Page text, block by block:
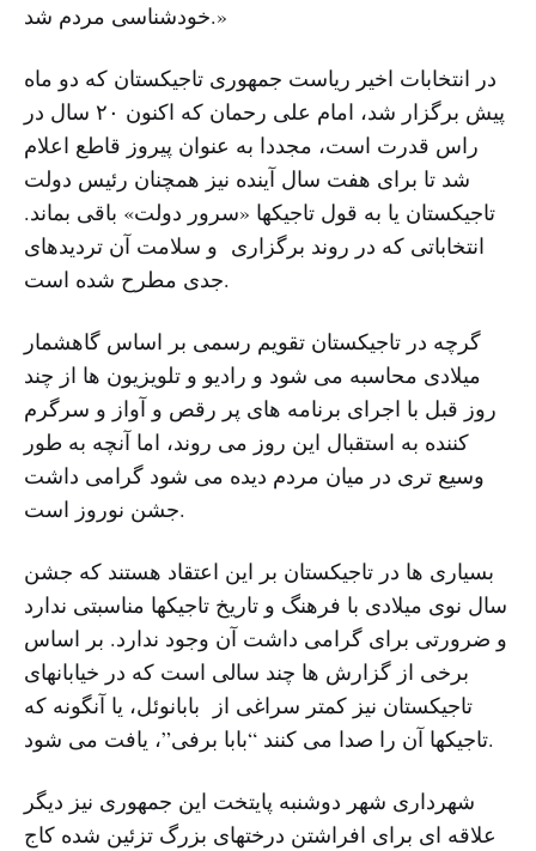
خود‌شناسی مردم شد.»
در انتخابات اخیر ریاست جمهوری تاجیکستان که دو ماه
پیش برگزار شد، امام علی رحمان که اکنون ۲۰ سال در
راس قدرت است، مجددا به عنوان پیروز قاطع اعلام
شد تا برای هفت سال آینده نیز همچنان رئیس دولت
تاجیکستان یا به قول تاجیکها «سرور دولت» باقی بماند.
انتخاباتی که در روند برگزاری و سلامت آن تردیدهای
جدی مطرح شده است.
گرچه در تاجیکستان تقویم رسمی بر اساس گاهشمار
میلادی محاسبه می شود و رادیو و تلویزیون ها از چند
روز قبل با اجرای برنامه های پر رقص و آواز و سرگرم
کننده به استقبال این روز می روند، اما آنچه به طور
وسیع تری در میان مردم دیده می شود گرامی داشت
جشن نوروز است.
بسیاری ها در تاجیکستان بر این اعتقاد هستند که جشن
سال نوی میلادی با فرهنگ و تاریخ تاجیکها مناسبتی ندارد
و ضرورتی برای گرامی داشت آن وجود ندارد. بر اساس
برخی از گزارش ها چند سالی است که در خیابانهای
تاجیکستان نیز کمتر سراغی از بابانوئل، یا آنگونه که
تاجیکها آن را صدا می کنند “بابا برفی”، یافت می شود.
شهرداری شهر دوشنبه پایتخت این جمهوری نیز دیگر
علاقه ای برای افراشتن درختهای بزرگ تزئین شده کاج